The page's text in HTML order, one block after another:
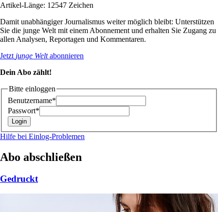
Artikel-Länge: 12547 Zeichen
Damit unabhängiger Journalismus weiter möglich bleibt: Unterstützen
Sie die junge Welt mit einem Abonnement und erhalten Sie Zugang zu
allen Analysen, Reportagen und Kommentaren.
Jetzt junge Weltabonnieren
Dein Abo zählt!
Bitte einloggen
Benutzername*
Passwort*
Hilfe bei Einlog-Problemen
Abo abschließen
Gedruckt